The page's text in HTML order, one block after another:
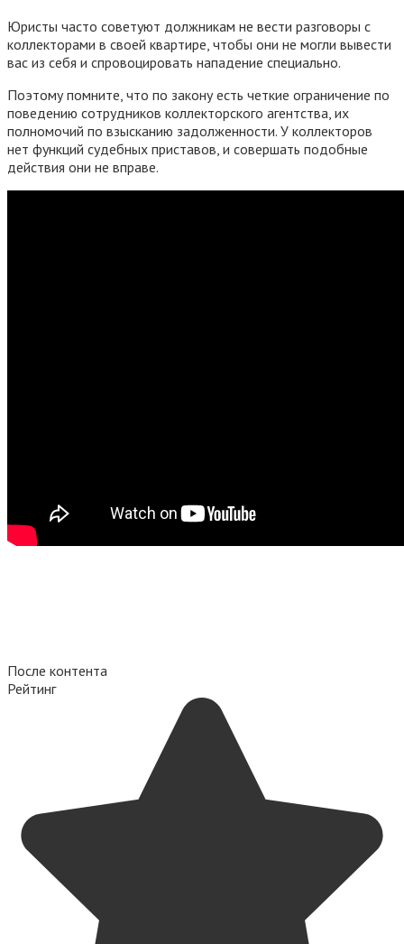
Юристы часто советуют должникам не вести разговоры с
коллекторами в своей квартире, чтобы они не могли вывести
вас из себя и спровоцировать нападение специально.
Поэтому помните, что по закону есть четкие ограничение по
поведению сотрудников коллекторского агентства, их
полномочий по взысканию задолженности. У коллекторов
нет функций судебных приставов, и совершать подобные
действия они не вправе.
После контента
Рейтинг